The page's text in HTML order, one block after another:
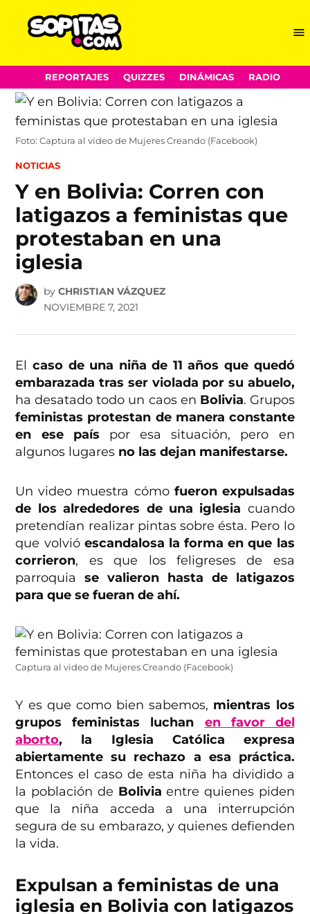
Skip
to
content
REPORTAJES QUIZZES DINÁMICAS RADIO
Foto: Captura al video de Mujeres Creando (Facebook)
POSTED
NOTICIAS
Y en Bolivia: Corren con
latigazos a feministas que
protestaban en una
iglesia
by CHRISTIAN VÁZQUEZ
NOVIEMBRE 7, 2021
El caso de una niña de 11 años que quedó
embarazada tras ser violada por su abuelo,
ha desatado todo un caos en Bolivia. Grupos
feministas protestan de manera constante
en ese país por esa situación, pero en
algunos lugares no las dejan manifestarse.
Un video muestra cómo fueron expulsadas
de los alrededores de una iglesia cuando
pretendían realizar pintas sobre ésta. Pero lo
que volvió escandalosa la forma en que las
corrieron, es que los feligreses de esa
parroquia
se valieron hasta de latigazos
para que se fueran de ahí.
Captura al video de Mujeres Creando (Facebook)
Y es que como bien sabemos, mientras los
grupos feministas luchan en favor del
aborto, la Iglesia Católica expresa
abiertamente su rechazo a esa práctica.
Entonces el caso de esta niña ha dividido a
la población de Bolivia entre quienes piden
que la niña acceda a una interrupción
segura de su embarazo, y quienes defienden
la vida.
Expulsan a feministas de una
iglesia en Bolivia con latigazos